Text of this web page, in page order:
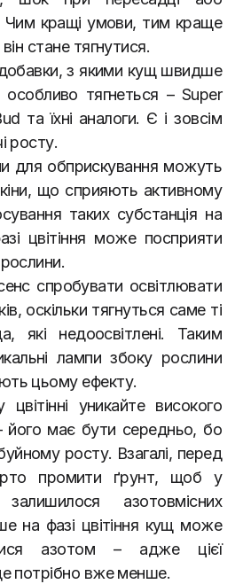
Чим кращі умови, тим краще
стане тягнутися.
добавки, з якими кущ швидше
особливо тягнеться – Super
та їхні аналоги. Є і зовсім
росту.
для обприскування можуть
що сприяють активному
таких субстанція на
цвітіння може посприяти
спробувати освітлювати
оскільки тягнуться саме ті
які недоосвітлені. Таким
лампи збоку рослини
цьому ефекту.
уникайте високого
його має бути середньо, бо
росту. Взагалі, перед
промити ґрунт, щоб у
азотовмісних
на фазі цвітіння кущ може
азотом – адже цієї
потрібно вже менше.